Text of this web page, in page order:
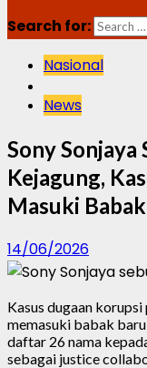
Search for:
Nasional
News
Sony Sonjaya
Kejagung,
Masuki
14/06/2026
Kasus dugaan
memasuki babak
daftar 26 nama
sebagai justice